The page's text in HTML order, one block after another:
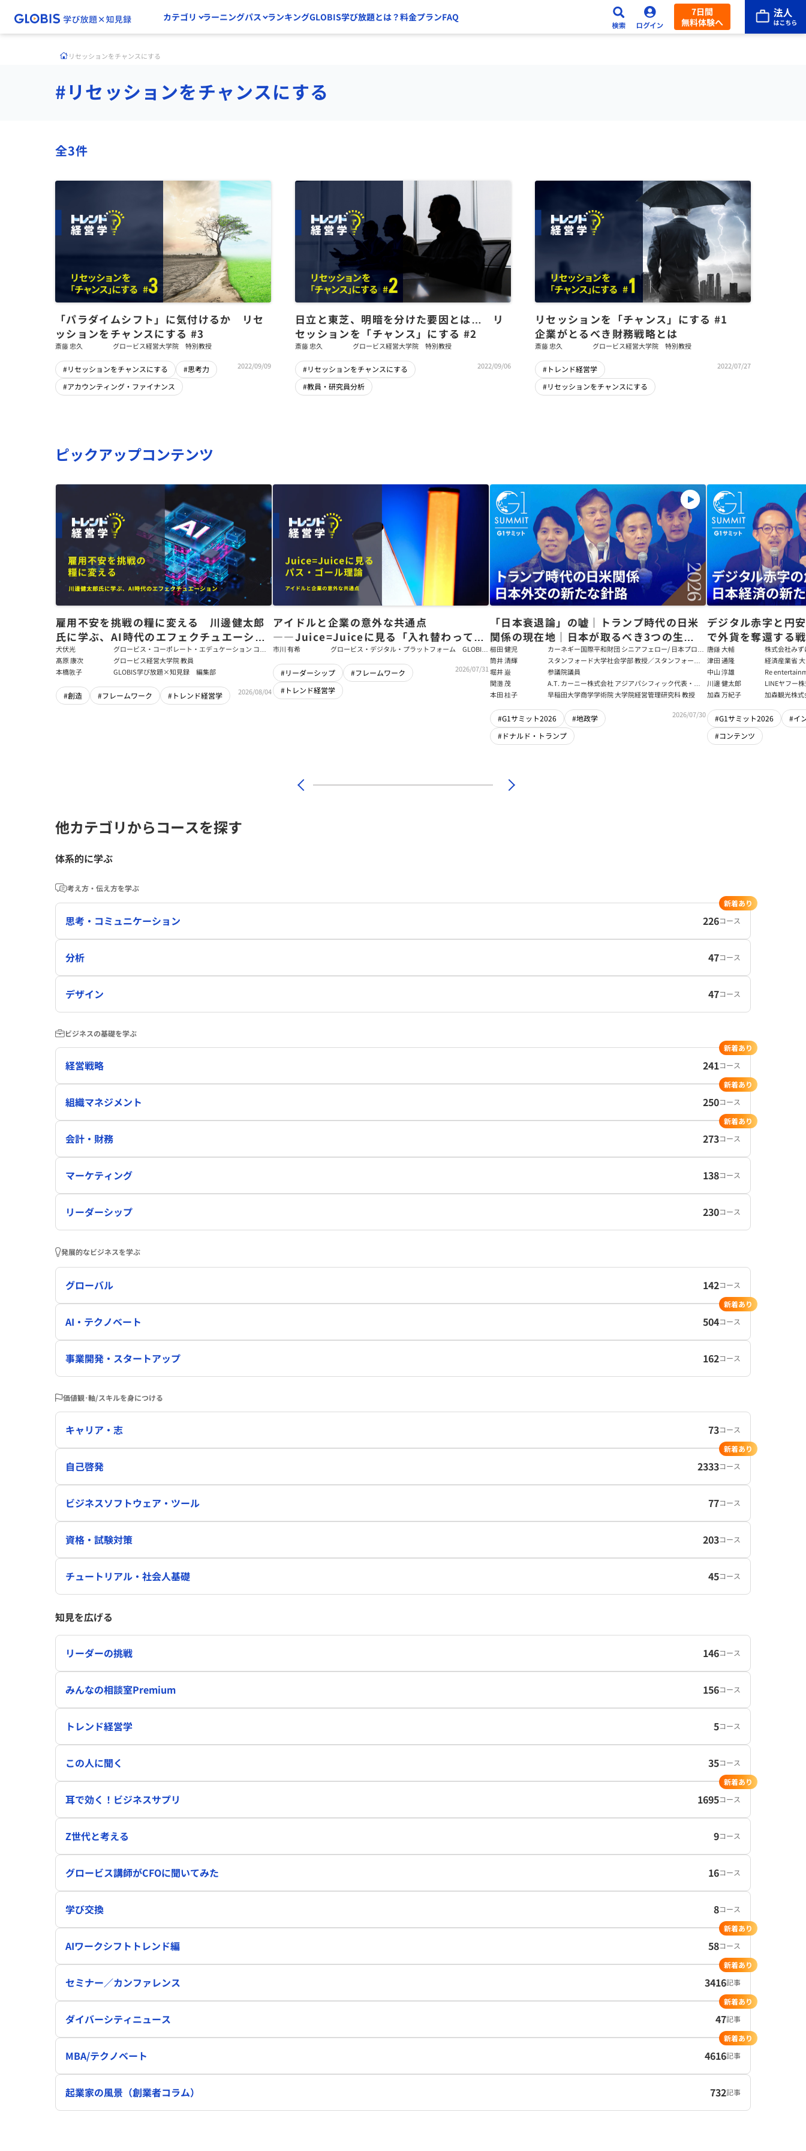
カテゴリ ラーニングパス ランキングGLOBIS学び放題とは？料金プランFAQ
7日間
無料体験へ
リセッションをチャンスにする
#リセッションをチャンスにする
全3件
「パラダイムシフト」に気付けるか リセ
ッションをチャンスにする #3
斎藤 忠久 グロービス経営大学院 特別教授
#リセッションをチャンスにする
#思考力
#アカウンティング・ファイナンス
2022/09/09
日立と東芝、明暗を分けた要因とは… リ
セッションを「チャンス」にする #2
斎藤 忠久 グロービス経営大学院 特別教授
#リセッションをチャンスにする
#教員・研究員分析
2022/09/06
リセッションを「チャンス」にする #1
企業がとるべき財務戦略とは
斎藤 忠久 グロービス経営大学院 特別教授
#トレンド経営学
#リセッションをチャンスにする
2022/07/27
ピックアップコンテンツ
雇用不安を挑戦の糧に変える 川邊健太郎
氏に学ぶ、AI時代のエフェクチュエーショ
ン
犬伏光
グロービス・コーポレート・エデュケーション コー
ポレート・ソリューション・チーム コンサルタント
髙原 康次
グロービス経営大学院 教員
本橋敦子
GLOBIS学び放題×知見録 編集部
#創造 #フレームワーク #トレンド経営学 2026/08/04
アイドルと企業の意外な共通点
――Juice=Juiceに見る「入れ替わっても
強いチーム」をつくるパス・ゴール理論
市川 有希
グロービス・デジタル・プラットフォーム GLOBIS
#リーダーシップ
#フレームワーク
#トレンド経営学
2026/07/31
「日本衰退論」の嘘｜トランプ時代の日米
関係の現在地｜日本が取るべき3つの生存
戦略【櫛田健児×関灘茂×堀井巌×筒井清
輝】
櫛田 健児
カーネギー国際平和財団 シニアフェロー/ 日本プログ
ラムディレクター
筒井 清輝
スタンフォード大学社会学部 教授／スタンフォード
大学アジア太平洋研究センター 所長／東京財団 名誉
フェロー
堀井 巌
参議院議員
関灘 茂
A.T. カーニー株式会社 アジアパシフィック代表・日
本法人会長
本田 桂子 早稲田大学商学学術院 大学院経営管理研究科 教授
#G1サミット2026
#地政学
#ドナルド・トランプ
2026/07/30
デジタル赤字と円
で外貨を奪還する
る真の条件
唐鎌 大輔
株式会社み
ト
津田 通隆
経済産業省
デジタル経
報処理推進
センター 情
任者
中山 淳雄
Re
講師／Plott
川邊 健太郎
LINEヤフー
加森 万紀子
加森観光株式
#G1サミット2026
#イ
#コンテンツ
他カテゴリからコースを探す
体系的に学ぶ
考え方・伝え方を学ぶ
思考・コミュニケーション 226コース
新着あり
分析 47コース
デザイン 47コース
ビジネスの基礎を学ぶ
経営戦略 241コース
新着あり
組織マネジメント 250コース
新着あり
会計・財務 273コース
新着あり
マーケティング 138コース
リーダーシップ 230コース
発展的なビジネスを学ぶ
グローバル 142コース
AI・テクノベート 504コース
新着あり
事業開発・スタートアップ 162コース
価値観･軸/スキルを身につける
キャリア・志 73コース
自己啓発 2333コース
新着あり
ビジネスソフトウェア・ツール 77コース
資格・試験対策 203コース
チュートリアル・社会人基礎 45コース
知見を広げる
リーダーの挑戦 146コース
みんなの相談室Premium 156コース
トレンド経営学 5コース
この人に聞く 35コース
耳で効く！ビジネスサプリ 1695コース
新着あり
Z世代と考える 9コース
グロービス講師がCFOに聞いてみた 16コース
学び交換 8コース
AIワークシフトトレンド編 58コース
新着あり
セミナー／カンファレンス 3416記事
新着あり
ダイバーシティニュース 47記事
新着あり
MBA/テクノベート 4616記事
新着あり
起業家の風景（創業者コラム） 732記事